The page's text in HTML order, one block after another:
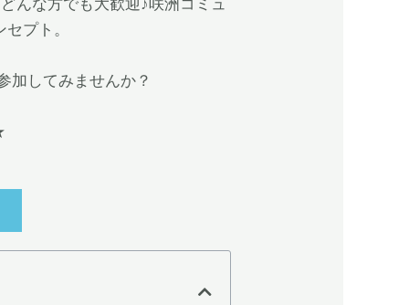
んな方でも大歓迎♪咲洲コミュ
プト。
加してみませんか？